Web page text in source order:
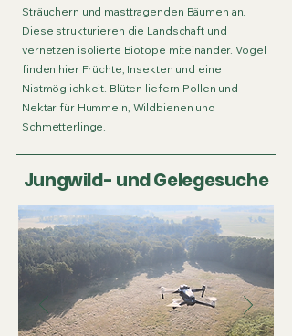
Sträuchern und masttragenden Bäumen an.
Diese strukturieren die Landschaft und
vernetzen isolierte Biotope miteinander. Vögel
finden hier Früchte, Insekten und eine
Nistmöglichkeit. Blüten liefern Pollen und
Nektar für Hummeln, Wildbienen und
Schmetterlinge.
Jungwild- und Gelegesuche